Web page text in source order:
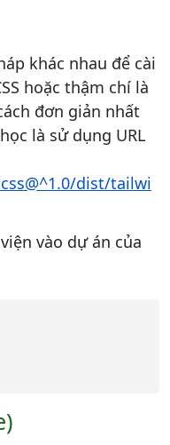
khác nhau để cài
hoặc thậm chí là
đơn giản nhất
là sử dụng URL
dist/tailwi
vào dự án của